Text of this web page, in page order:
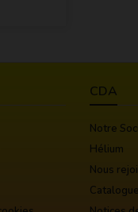
CDA
Notre
Hélium
Nous